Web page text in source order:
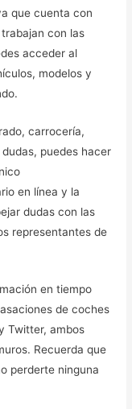
que cuenta con
con las
acceder al
modelos y
carrocería,
puedes hacer
en línea y la
dudas con las
representantes de
en tiempo
de coches
Twitter, ambos
Recuerda que
perderte ninguna